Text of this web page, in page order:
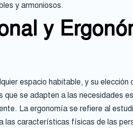
y armoniosos.
y
espacio habitable, y su
se adapten a las necesidades
La ergonomía se refiere al
las características físicas de las